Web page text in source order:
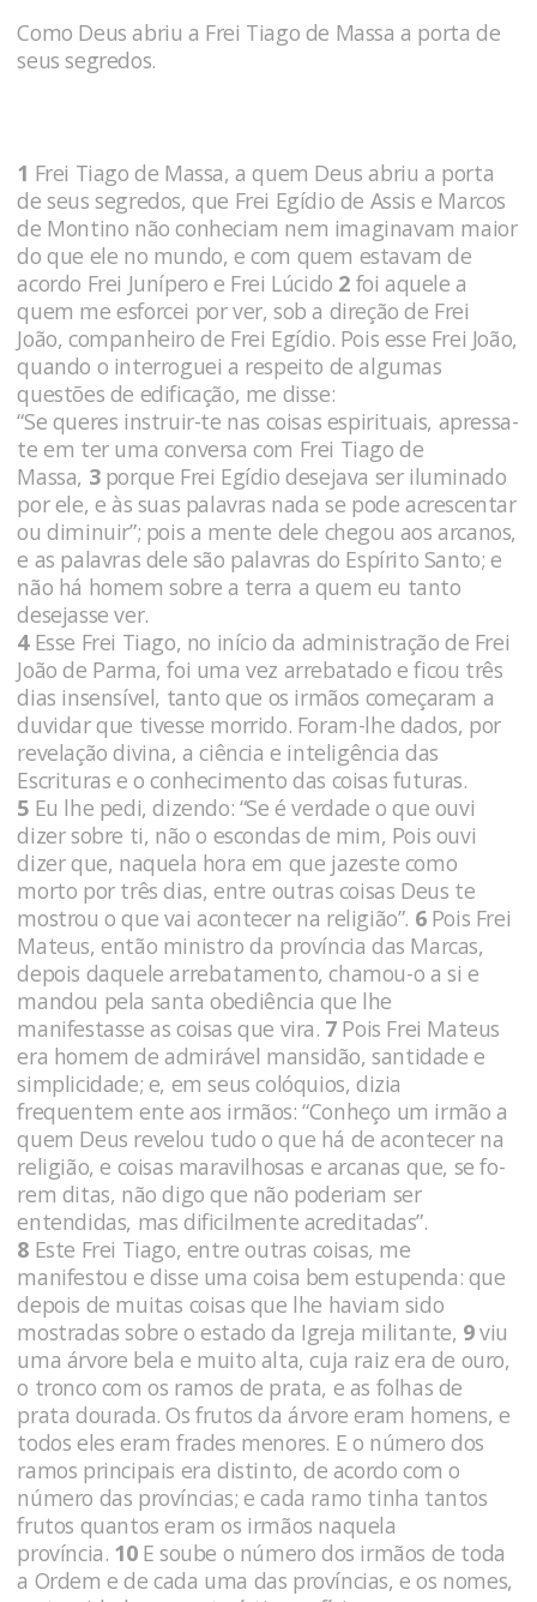
Como Deus abriu a Frei Tiago de Massa a por­ta de
seus segredos.
1 Frei Tiago de Massa, a quem Deus abriu a porta
de seus segredos, que Frei Egídio de Assis e Marcos
de Monti­no não conheciam nem imaginavam maior
do que ele no mundo, e com quem estavam de
acordo Frei Junípero e Frei Lúcido 2 foi aquele a
quem me esforcei por ver, sob a direção de Frei
João, companheiro de Frei Egídio. Pois esse Frei João,
quando o interroguei a respeito de algumas
questões de edifi­cação, me disse:
“Se queres instruir-te nas coisas espirituais, apressa-
te em ter uma conversa com Frei Tiago de
Massa, 3por­que Frei Egídio desejava ser iluminado
por ele, e às suas palavras nada se pode acrescentar
ou diminuir”; pois a mente dele chegou aos arcanos,
e as palavras dele são palavras do Espírito Santo; e
não há homem sobre a terra a quem eu tanto
desejasse ver.
4Esse Frei Tiago, no início da administração de Frei
João de Parma, foi uma vez arrebatado e ficou três
dias insensível, tanto que os irmãos começaram a
duvidar que tivesse morrido. Fo­ram-lhe dados, por
revelação divina, a ciência e inteligência das
Escrituras e o conhecimento das coisas futuras.
5 Eu lhe pedi, dizendo: “Se é verdade o que ouvi
dizer sobre ti, não o escondas de mim, Pois ouvi
dizer que, naquela hora em que jazeste como
morto por três dias, entre outras coisas Deus te
mostrou o que vai acontecer na reli­gião”. 6 Pois Frei
Mateus, então ministro da província das Mar­cas,
depois daquele arrebatamento, chamou-o a si e
mandou pela santa obediência que lhe
manifestasse as coisas que vira. 7 Pois Frei Mateus
era homem de admirável mansidão, santidade e
simplicidade; e, em seus colóquios, dizia
frequentem ente aos ir­mãos: “Conheço um irmão a
quem Deus revelou tudo o que há de acontecer na
religião, e coisas maravilhosas e arcanas que, se fo­
rem ditas, não digo que não poderiam ser
entendidas, mas dificilmen­te acreditadas”.
8 Este Frei Tiago, entre outras coisas, me
manifestou e disse uma coisa bem estupenda: que
depois de muitas coisas que lhe haviam sido
mostradas sobre o estado da Igreja militante, 9viu
uma árvore bela e muito alta, cuja raiz era de ouro,
o tronco com os ramos de prata, e as folhas de
prata dourada. Os frutos da árvore eram homens, e
todos eles eram frades menores. E o número dos
ramos principais era distinto, de acordo com o
número das províncias; e cada ramo tinha tantos
frutos quantos eram os irmãos naquela
província. 10 E soube o número dos irmãos de toda
a Ordem e de cada uma das províncias, e os nomes,